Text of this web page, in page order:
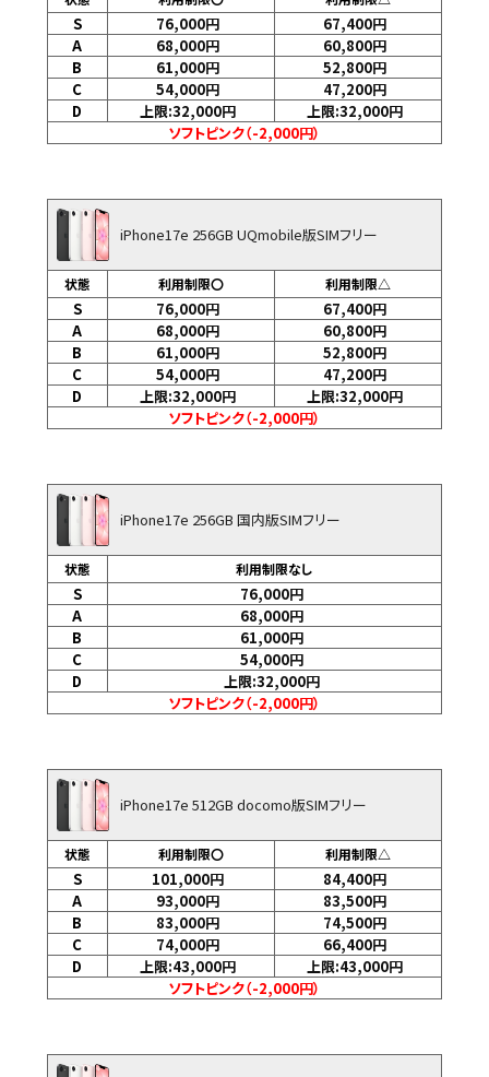
S 76,000円 67,400円
A
68,000円 60,800円
B
61,000円 52,800円
C
54,000円 47,200円
D
上限:32,000円 上限:32,000円
ソフトピンク（-2,000円）
iPhone17e 256GB UQmobile版SIMフリー
状態 利用制限〇 利用制限△
S 76,000円 67,400円
A
68,000円 60,800円
B
61,000円 52,800円
C
54,000円 47,200円
D
上限:32,000円 上限:32,000円
ソフトピンク（-2,000円）
iPhone17e 256GB 国内版SIMフリー
状態 利用制限なし
S 76,000円
A
68,000円
B
61,000円
C
54,000円
D
上限:32,000円
ソフトピンク（-2,000円）
iPhone17e 512GB docomo版SIMフリー
状態 利用制限〇 利用制限△
S 101,000円 84,400円
A
93,000円 83,500円
B
83,000円 74,500円
C
74,000円 66,400円
D
上限:43,000円 上限:43,000円
ソフトピンク（-2,000円）